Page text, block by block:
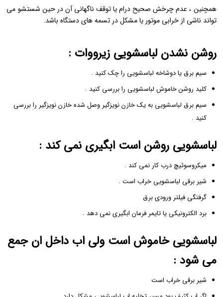
همچنین ، عدم چرخش صحیح درام یا توقف ناگهانی آن در حین شستشو می
‌تواند ناشی از خرابی موتور یا مشکل در تسمه ‌های دستگاه باشد.
روشن نشدن لباسشویی زیرووات :
سیم برق یا دوشاخه لباسشویی را چک کنید .
کلید روشن خاموش لباسشویی را بررسی کنید .
سیم برق لباسشویی به یک خازن نویزگیر وصل شده خازن نویزگیر را بررسی
کنید .
لباسشویی روشن است ابگیری نمی کند :
میکروسوئیچ درب کار نمی کند .
شیر برقی لباسشویی خراب است .
گرفتگی فیلتر ورودی برق
برد الکترونیکی یا تایمر فرمان ابگیری نمی دهد .
لباسشویی خاموش است ولی اب داخل ان جمع
می شود :
شیر برقی خراب است